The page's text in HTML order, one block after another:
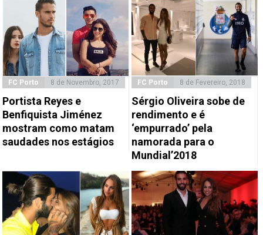
FC Porto 8 de Novembro, 2017
Portista Reyes e
Benfiquista Jiménez
mostram como matam
saudades nos estágios
FC Porto 8 de Fevereiro, 2018
Sérgio Oliveira sobe de
rendimento e é
‘empurrado’ pela
namorada para o
Mundial’2018